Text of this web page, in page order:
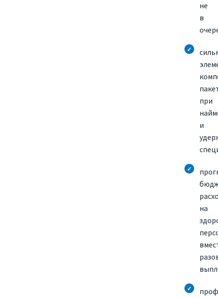
не
в
при
и
на